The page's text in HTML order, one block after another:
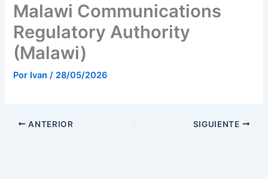
Malawi Communications
Regulatory Authority
(Malawi)
Por Ivan/ 28/05/2026
ANTERIOR SIGUIENTE